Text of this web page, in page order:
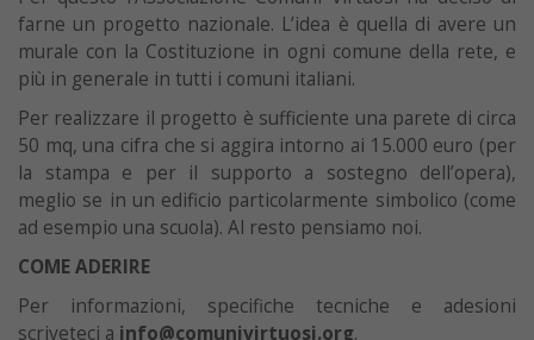
farne un progetto nazionale. L’idea è quella di avere un
murale con la Costituzione in ogni comune della rete, e
più in generale in tutti i comuni italiani.
Per realizzare il progetto è sufficiente una parete di circa
50 mq, una cifra che si aggira intorno ai 15.000 euro (per
la stampa e per il supporto a sostegno dell’opera),
meglio se in un edificio particolarmente simbolico (come
ad esempio una scuola). Al resto pensiamo noi.
COME ADERIRE
Per informazioni, specifiche tecniche e adesioni
scriveteci a info@comunivirtuosi.org.